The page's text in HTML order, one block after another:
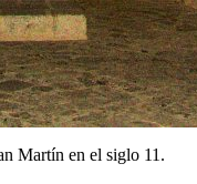
Martín en el siglo 11.